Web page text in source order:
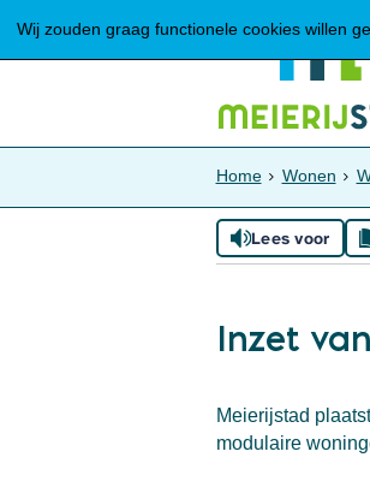
Wij zouden graag functionele cookies willen
Home Wonen
Lees voor
Inzet
Meierijstad
modulaire